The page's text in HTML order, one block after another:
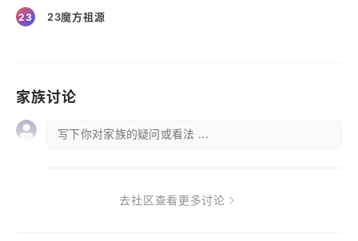
23 23魔方祖源
家族讨论
写下你对家族的疑问或看法 ...
去社区查看更多讨论